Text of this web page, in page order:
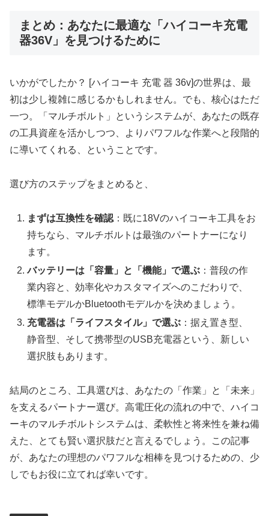
まとめ：あなたに最適な「ハイコーキ充電
器36V」を見つけるために
いかがでしたか？ [ハイコーキ 充電 器 36v]の世界は、最
初は少し複雑に感じるかもしれません。でも、核心はただ
一つ。「マルチボルト」というシステムが、あなたの既存
の工具資産を活かしつつ、よりパワフルな作業へと段階的
に導いてくれる、ということです。
選び方のステップをまとめると、
まずは互換性を確認 ：既に18Vのハイコーキ工具をお
持ちなら、マルチボルトは最強のパートナーになり
ます。
バッテリーは「容量」と「機能」で選ぶ ：普段の作
業内容と、効率化やカスタマイズへのこだわりで、
標準モデルかBluetoothモデルかを決めましょう。
充電器は「ライフスタイル」で選ぶ ：据え置き型、
静音型、そして携帯型のUSB充電器という、新しい
選択肢もあります。
結局のところ、工具選びは、あなたの「作業」と「未来」
を支えるパートナー選び。高電圧化の流れの中で、ハイコ
ーキのマルチボルトシステムは、柔軟性と将来性を兼ね備
えた、とても賢い選択肢だと言えるでしょう。この記事
が、あなたの理想のパワフルな相棒を見つけるための、少
しでもお役に立てれば幸いです。